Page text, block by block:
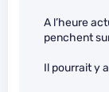
A l’heure
penchent
Il pourrait y